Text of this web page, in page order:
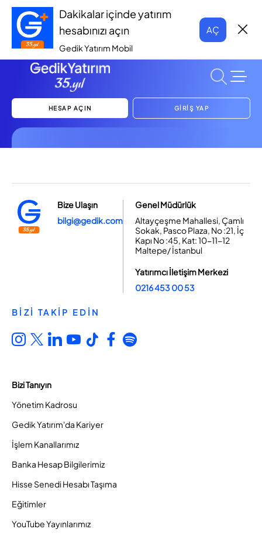
Dakikalar içinde yatırım
hesabınızı açın
Gedik Yatırım Mobil
AÇ
HESAP AÇIN GİRİŞ YAP
Bize Ulaşın
bilgi@gedik.com
Genel Müdürlük
Altayçeşme Mahallesi, Çamlı
Sokak, Pasco Plaza, No :21, İç
Kapı No :45, Kat: 10-11-12
Maltepe/ İstanbul
Yatırımcı İletişim Merkezi
0216 453 00 53
BİZİ TAKİP EDİN
Bizi Tanıyın
Yönetim Kadrosu
Gedik Yatırım'da Kariyer
İşlem Kanallarımız
Banka Hesap Bilgilerimiz
Hisse Senedi Hesabı Taşıma
Eğitimler
YouTube Yayınlarımız